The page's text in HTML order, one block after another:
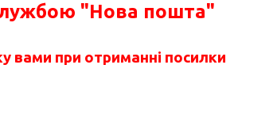
"Нова пошта"
вами при отриманні посилки